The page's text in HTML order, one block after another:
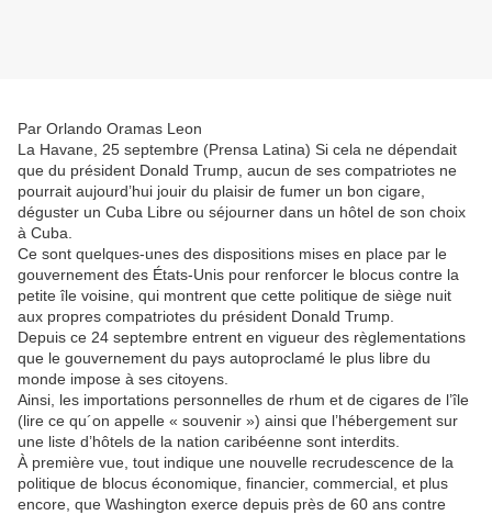
Par Orlando Oramas Leon
La Havane, 25 septembre (Prensa Latina) Si cela ne dépendait
que du président Donald Trump, aucun de ses compatriotes ne
pourrait aujourd’hui jouir du plaisir de fumer un bon cigare,
déguster un Cuba Libre ou séjourner dans un hôtel de son choix
à Cuba.
Ce sont quelques-unes des dispositions mises en place par le
gouvernement des États-Unis pour renforcer le blocus contre la
petite île voisine, qui montrent que cette politique de siège nuit
aux propres compatriotes du président Donald Trump.
Depuis ce 24 septembre entrent en vigueur des règlementations
que le gouvernement du pays autoproclamé le plus libre du
monde impose à ses citoyens.
Ainsi, les importations personnelles de rhum et de cigares de l’île
(lire ce qu´on appelle « souvenir ») ainsi que l’hébergement sur
une liste d’hôtels de la nation caribéenne sont interdits.
À première vue, tout indique une nouvelle recrudescence de la
politique de blocus économique, financier, commercial, et plus
encore, que Washington exerce depuis près de 60 ans contre